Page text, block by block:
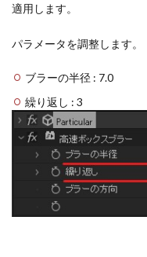
適用します。
パラメータを調整します。
ブラーの半径 : 7.0
繰り返し : 3